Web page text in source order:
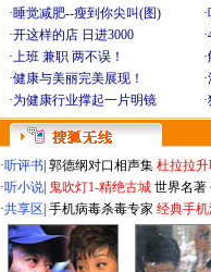
·睡觉减肥--瘦到你尖叫(图) ·
·开这样的店 日进3000 ·
·上班 兼职 两不误！ ·
·健康与美丽完美展现！ ·
·为健康行业撑起一片明镜 ·
·听评书 郭德纲对口相声集 杜拉拉
·听小说 鬼吹灯1-精绝古城 世界名著
·共享区 手机病毒杀毒专家 经典手